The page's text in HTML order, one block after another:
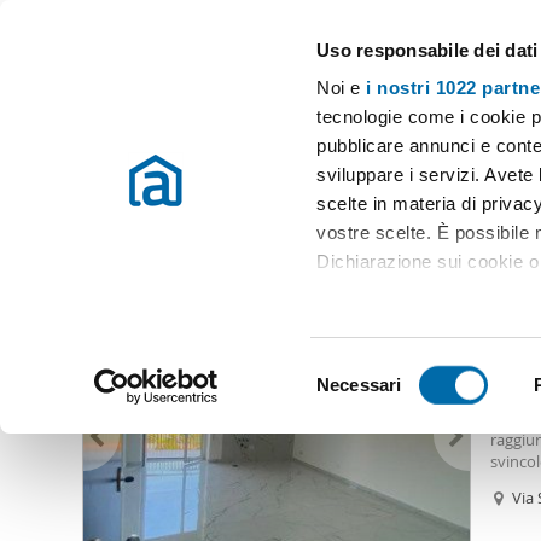
Uso responsabile dei dati
Noi e i nostri 1022
tecnologie come i cookie
pubblicare annunci e
sviluppare i servizi.
scelte in materia di
vostre scelte. È possibile
Dichiarazione sui cookie
Identificare il tuo
(impronte digitali).
Approfondisci come
dettagli
. Puoi modificare
Utilizziamo i cookie per
e
Necessari
Case e appartamenti in affitto in tutta Italia
Scegli la zona
Affitto Napoli Appartamenti Affitto Napoli Affitto 500
(28 immobili)
euroVia